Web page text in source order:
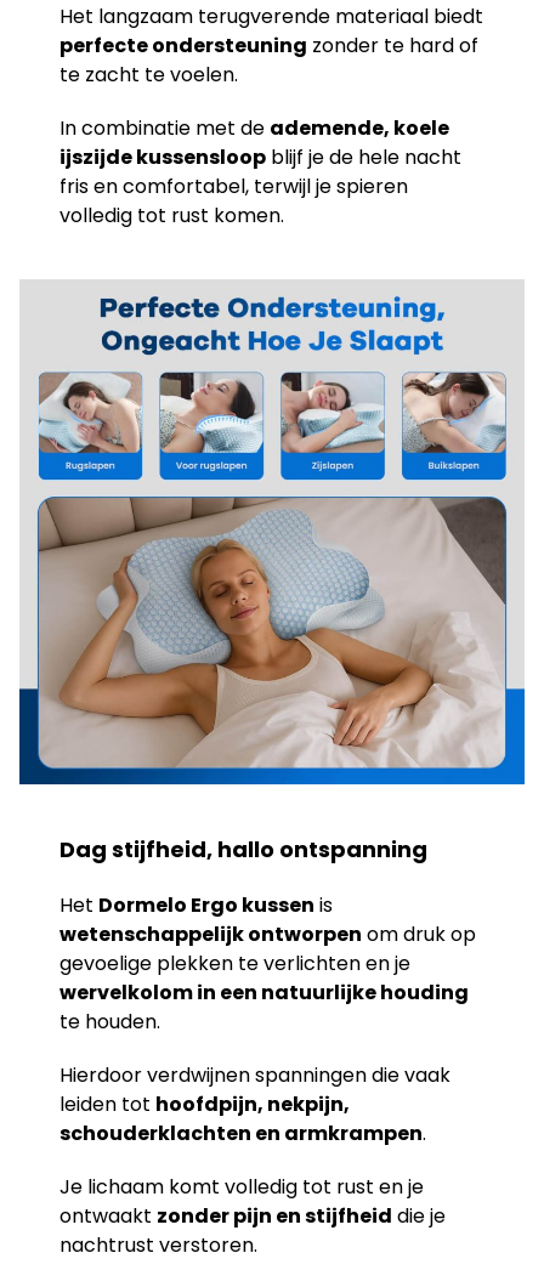
Het langzaam terugverende materiaal biedt
perfecte ondersteuning zonder te hard of
te zacht te voelen.
In combinatie met de ademende, koele
ijszijde kussensloop blijf je de hele nacht
fris en comfortabel, terwijl je spieren
volledig tot rust komen.
Dag stijfheid, hallo ontspanning
Het Dormelo Ergo kussen is
wetenschappelijk ontworpen om druk op
gevoelige plekken te verlichten en je
wervelkolom in een natuurlijke houding
te houden.
Hierdoor verdwijnen spanningen die vaak
leiden tot hoofdpijn, nekpijn,
schouderklachten en armkrampen.
Je lichaam komt volledig tot rust en je
ontwaakt zonder pijn en stijfheid die je
nachtrust verstoren.